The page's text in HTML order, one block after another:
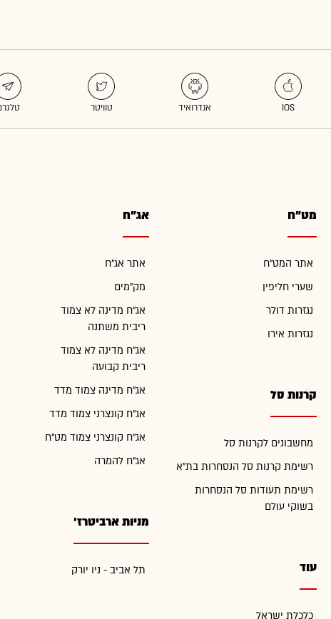
מט"ח
אתר המט"ח
שערי חליפין
נגזרות דולר
נגזרות אירו
קרנות סל
מחשבונים לקרנות סל
רשימת קרנות סל הנסחרות בת"א
רשימת תעודות סל הנסחרות
בשוקי עולם
עוד
כלכלת ישראל
אג"ח
אתר אג"ח
מק"מים
אג"ח מדינה לא צמוד
ריבית משתנה
אג"ח מדינה לא צמוד
ריבית קבועה
אג"ח מדינה צמוד מדד
אג"ח קונצרני צמוד מדד
אג"ח קונצרני צמוד מט"ח
אג"ח להמרה
מניות ארביטרז'
תל אביב - ניו יורק